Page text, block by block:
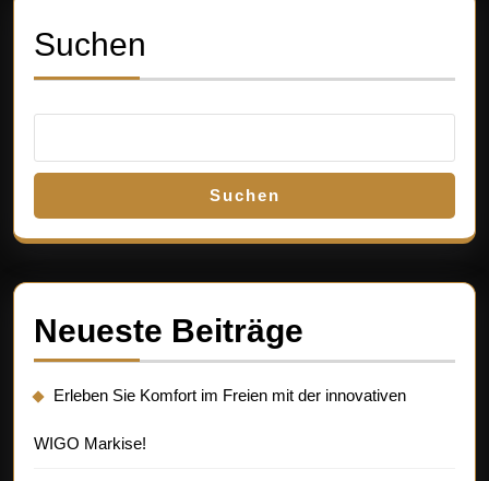
Suchen
Suchen
Neueste Beiträge
Erleben Sie Komfort im Freien mit der innovativen
WIGO Markise!